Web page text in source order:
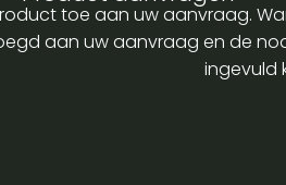
toe aan uw aanvraag.
aan uw aanvraag en de
ingevuld